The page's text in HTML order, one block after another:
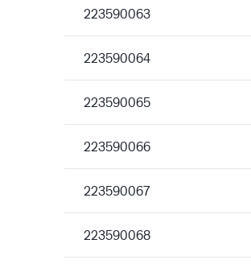
223590063
223590064
223590065
223590066
223590067
223590068